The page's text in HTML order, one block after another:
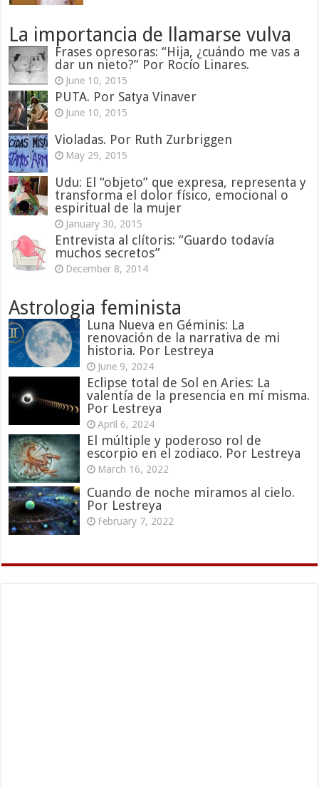
La importancia de llamarse vulva
Frases opresoras: “Hija, ¿cuándo me vas a
dar un nieto?” Por Rocío Linares.
June 10, 2015
PUTA. Por Satya Vinaver
June 10, 2015
Violadas. Por Ruth Zurbriggen
May 29, 2015
Udu: El “objeto” que expresa, representa y
transforma el dolor físico, emocional o
espiritual de la mujer
January 30, 2015
Entrevista al clítoris: “Guardo todavía
muchos secretos”
December 8, 2014
Astrologia feminista
Luna Nueva en Géminis: La
renovación de la narrativa de mi
historia. Por Lestreya
June 9, 2024
Eclipse total de Sol en Aries: La
valentía de la presencia en mí misma.
Por Lestreya
April 6, 2024
El múltiple y poderoso rol de
escorpio en el zodiaco. Por Lestreya
March 16, 2022
Cuando de noche miramos al cielo.
Por Lestreya
February 7, 2022